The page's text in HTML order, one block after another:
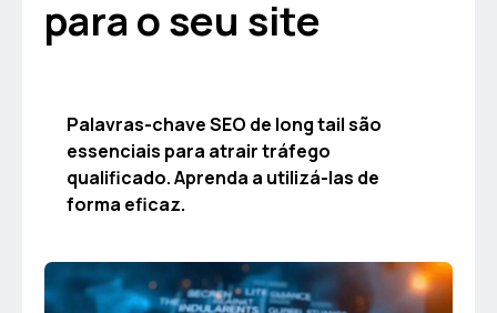
para o seu site
Palavras-chave SEO de long tail são
essenciais para atrair tráfego
qualificado. Aprenda a utilizá-las de
forma eficaz.